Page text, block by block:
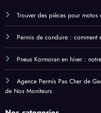
Trouver des pièces pour motos
Permis de conduire : comment
Pneus Kormoran en hiver :
Agence Permis Pas Cher de
de Nos Moniteurs